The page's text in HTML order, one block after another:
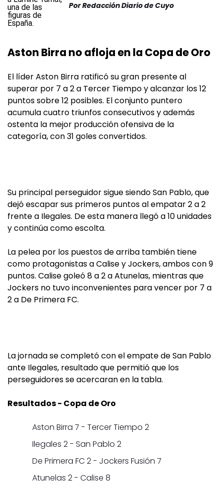
PorRedacción Diario de Cuyo
Aston Birra no afloja en la Copa de Oro
El líder Aston Birra ratificó su gran presente al
superar por 7 a 2 a Tercer Tiempo y alcanzar los 12
puntos sobre 12 posibles. El conjunto puntero
acumula cuatro triunfos consecutivos y además
ostenta la mejor producción ofensiva de la
categoría, con 31 goles convertidos.
Su principal perseguidor sigue siendo San Pablo, que
dejó escapar sus primeros puntos al empatar 2 a 2
frente a Ilegales. De esta manera llegó a 10 unidades
y continúa como escolta.
La pelea por los puestos de arriba también tiene
como protagonistas a Calise y Jockers, ambos con 9
puntos. Calise goleó 8 a 2 a Atunelas, mientras que
Jockers no tuvo inconvenientes para vencer por 7 a
2 a De Primera FC.
La jornada se completó con el empate de San Pablo
ante Ilegales, resultado que permitió que los
perseguidores se acercaran en la tabla.
Resultados - Copa de Oro
Aston Birra 7 - Tercer Tiempo 2
Ilegales 2 - San Pablo 2
De Primera FC 2 - Jockers Fusión 7
Atunelas 2 - Calise 8